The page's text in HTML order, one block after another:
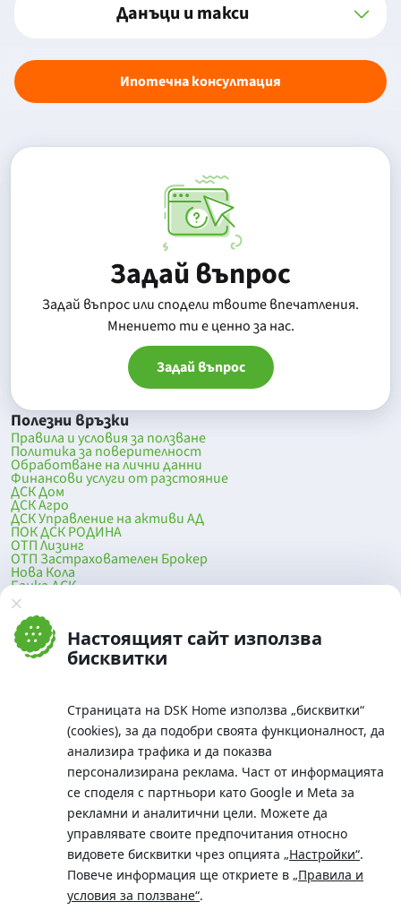
Настоящият сайт използва
бисквитки
Страницата на DSK Home използва „бисквитки“
(cookies), за да подобри своята функционалност, да
анализира трафика и да показва
персонализирана реклама. Част от информацията
се споделя с партньори като Google и Meta за
рекламни и аналитични цели. Можете да
управлявате своите предпочитания относно
видовете бисквитки чрез опцията „Настройки“.
Повече информация ще откриете в „Правила и
условия за ползване“.
Данъци и такси
Ипотечна консултация
Задай въпрос
Задай въпрос или сподели твоите впечатления.
Mнението ти е ценно за нас.
Задай въпрос
Полезни връзки
Правила и условия за ползване
Политика за поверителност
Обработване на лични данни
Финансови услуги от разстояние
ДСК Дом
ДСК Агро
ДСК Управление на активи АД
ПОК ДСК РОДИНА
ОТП Лизинг
ОТП Застрахователен Брокер
Нова Кола
Банка ДСК
DSK Mobile
Оферти за продажба от Банка ДСК
Клонова мрежа и банкомати
До началото на страницата
Телефон:
0700 10 375 / *2375
Московска No.19 / ул. Г. Бенковски No. 5, София 1036
SWIFT/BIC: